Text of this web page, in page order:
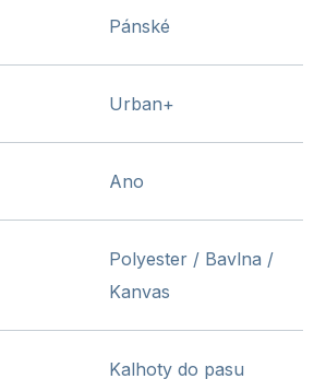
Pánské
Urban+
Ano
Polyester / Bavlna /
Kanvas
Kalhoty do pasu